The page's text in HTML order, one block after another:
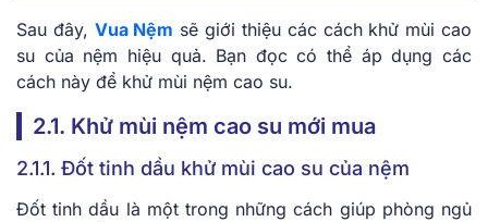
Sau đây, Vua Nệm sẽ giới thiệu các cách khử mùi cao
su của nệm hiệu quả. Bạn đọc có thể áp dụng các
cách này để khử mùi nệm cao su.
2.1. Khử mùi nệm cao su mới mua
2.1.1. Đốt tinh dầu khử mùi cao su của nệm
Đốt tinh dầu là một trong những cách giúp phòng ngủ